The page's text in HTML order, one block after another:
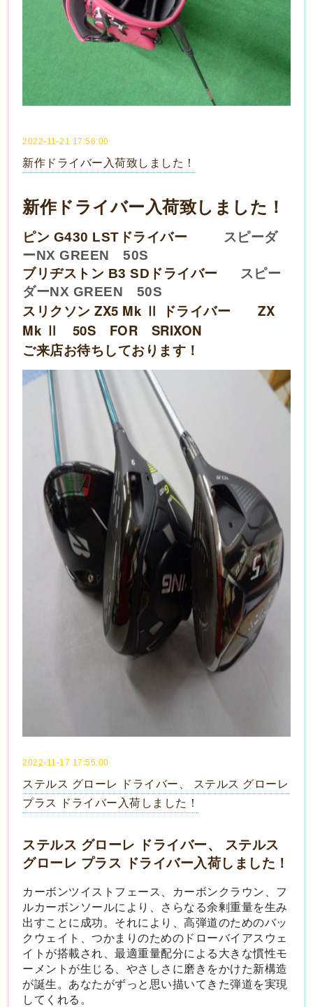
2022-11-21 17:56:00
新作ドライバー入荷致しました！
新作ドライバー入荷致しました！
ピン G430 LSTドライバー
スピーダ
ーNX GREEN 50S
ブリヂストン B3 SDドライバー
スピー
ダーNX GREEN 50S
スリクソン ZX5 Mk Ⅱ ドライバー
ZX
Mk Ⅱ 50S FOR SRIXON
ご来店お待ちしております！
2022-11-17 17:55:00
ステルス グローレ ドライバー、 ステルス グローレ
プラス ドライバー入荷しました！
ステルス グローレ ドライバー、 ステルス
グローレ プラス ドライバー入荷しました！
カーボンツイストフェース、カーボンクラウン、フ
ルカーボンソールにより、さらなる余剰重量を生み
出すことに成功。それにより、高弾道のためのバッ
クウェイト、つかまりのためのドローバイアスウェ
イトが搭載され、最適重量配分による大きな慣性モ
ーメントが生じる、やさしさに磨きをかけた新構造
が誕生。あなたがずっと思い描いてきた弾道を実現
してくれる。